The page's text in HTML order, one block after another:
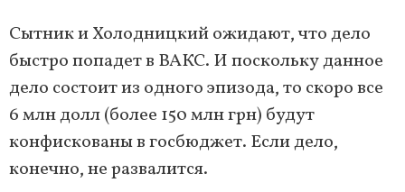
Сытник и Холодницкий ожидают, что дело
быстро попадет в ВАКС. И поскольку данное
дело состоит из одного эпизода, то скоро все
6 млн долл (более 150 млн грн) будут
конфискованы в госбюджет. Если дело,
конечно, не развалится.